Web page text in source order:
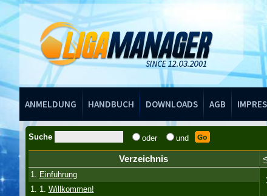
ANMELDUNG HANDBUCH DOWNLOADS AGB
Handbuch
Suche oder und
Verzeichnis
1. Einführung
1. 1. Willkommen!